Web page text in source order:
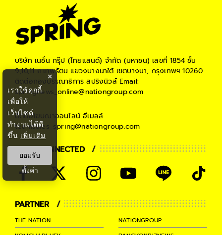
บริษัท เนชั่น กรุ๊ป (ไทยแลนด์) จำกัด (มหาชน) เลขที่ 1854 ชั้น
9,10,11 ถ.เทพรัตน แขวงบางนาใต้ เขตบางนา, กรุงเทพฯ 10260
ติดต่อกองบรรณาธิการ สปริงนิวส์Email:
springnews_online@nationgroup.com
ติดต่อโฆษณาออนไลน์ อีเมลล์
teamsales_spring@nationgroup.com
STAY CONNECTED
PARTNER
THE NATION
NATIONGROUP
KOMCHADLUEK
BANGKOKBIZNEWS
×
เราใช้คุกกี้
เพื่อให้
เว็บไซต์
ทำงานได้ดี
ขึ้น เพิ่มเติม
ยอมรับ
ตั้งค่า